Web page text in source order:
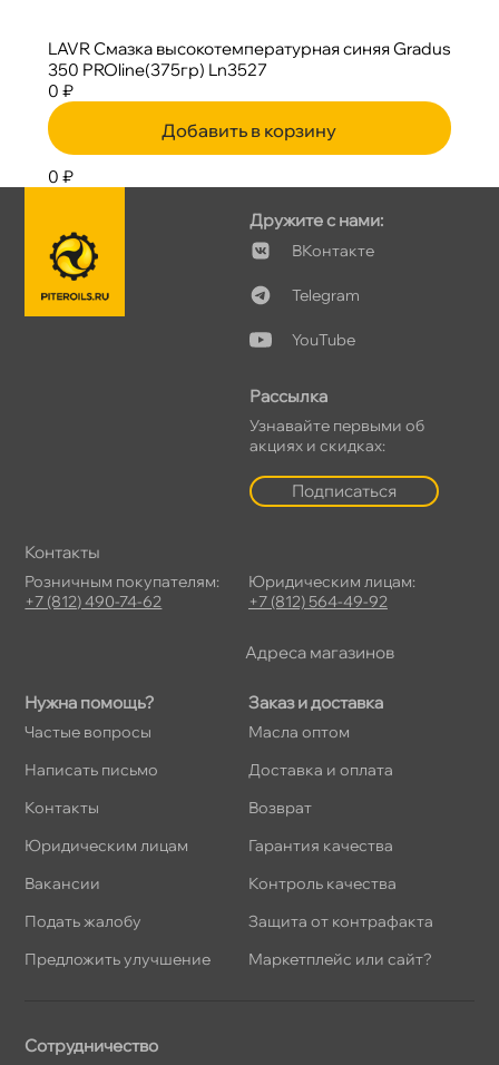
LAVR Смазка высокотемпературная синяя Gradus
350 PROline(375гр) Ln3527
0 ₽
Добавить в корзину
0 ₽
Нужна помощь?
Частые вопросы
Написать письмо
Контакты
Юридическим лицам
акансии
Подать жалобу
Предложить улучшение
Заказ и доставка
Масла оптом
Доставка и оплата
озврат
Гарантия качества
Контроль качества
Защита от контрафакта
Маркетплейс или сайт?
Дружите с нами:
Контакте
Telegram
YouTube
Рассылка
Узнавайте первыми о
акциях и скидках:
Подписаться
Сотрудничество
Контакты
Розничным покупателям:
+7 (812) 490-74-62
Юридическим лицам:
+7 (812) 564-49-92
Адреса магазино